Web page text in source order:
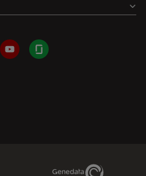
YouTubeGlassdoor
Genedata Link